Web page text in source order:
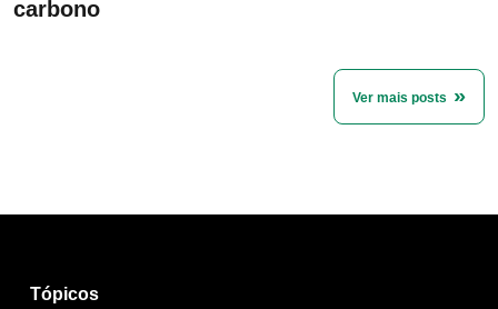
carbono
Ver mais posts
Tópicos